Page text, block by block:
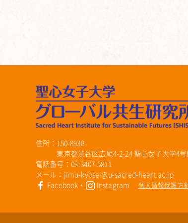
住所：150-8938
東京都渋谷区広尾4-2-24 聖心女子大学4号
電話番号：03-3407-5811
メール：jimu-kyosei@u-sacred-heart.ac.jp
Facebook ・ Instagram 個人情報保護方